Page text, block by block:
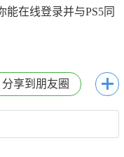
在线登录并与PS5同
分享到朋友圈